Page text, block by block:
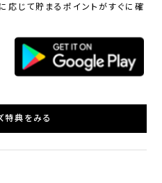
応じて貯まるポイントがすぐに確
特典をみる